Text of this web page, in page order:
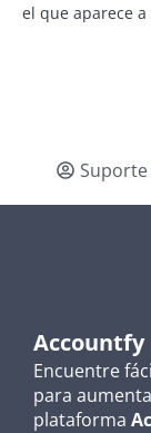
el que aparece
Accountfy
Encuentre
para
plataforma